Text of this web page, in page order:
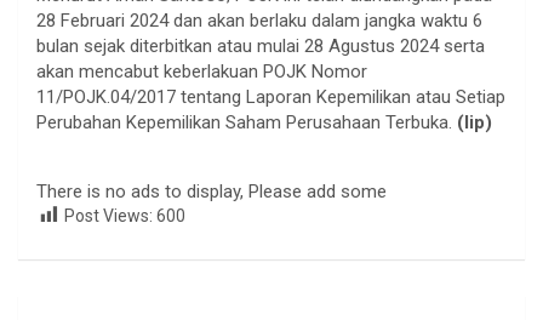
28 Februari 2024 dan akan berlaku dalam jangka waktu 6
bulan sejak diterbitkan atau mulai 28 Agustus 2024 serta
akan mencabut keberlakuan POJK Nomor
11/POJK.04/2017 tentang Laporan Kepemilikan atau Setiap
Perubahan Kepemilikan Saham Perusahaan Terbuka. (lip)
There is no ads to display, Please add some
Post Views: 600